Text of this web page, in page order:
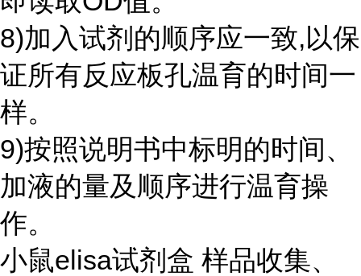
8)加入试剂的顺序应一致,以保
证所有反应板孔温育的时间一
样。
9)按照说明书中标明的时间、
加液的量及顺序进行温育操
作。
小鼠elisa试剂盒 样品收集、